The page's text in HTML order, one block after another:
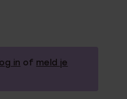
in of meld je